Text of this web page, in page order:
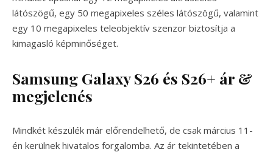
látószögű, egy 50 megapixeles széles látószögű, valamint
egy 10 megapixeles teleobjektív szenzor biztosítja a
kimagasló képminőséget.
Samsung Galaxy S26 és S26+ ár &
megjelenés
Mindkét készülék már előrendelhető, de csak március 11-
én kerülnek hivatalos forgalomba. Az ár tekintetében a